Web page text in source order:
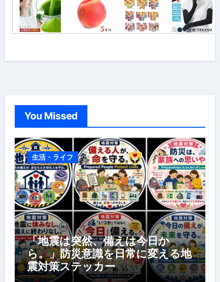
You Missed
生活・ライフ
「地震は突然、備えは今日か
ら。」防災意識を日常に変える地
震対策ステッカー